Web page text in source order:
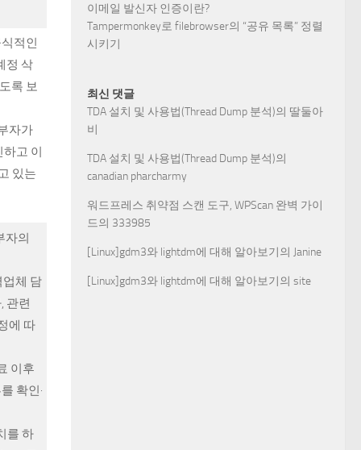
적인
정 삭
록 보
자가
고 이
있는
자의
업체 담
관련
에 따
이후
확인·
를 하
이메일 발신자 인증이란?
Tampermonkey로 filebrowser의 “공유 목록” 정렬
시키기
최신 댓글
TDA 설치 및 사용법(Thread Dump 분석)의 딸둘아
비
TDA 설치 및 사용법(Thread Dump 분석)의
canadian pharcharmy
워드프레스 취약점 스캔 도구, WPScan 완벽 가이
드의 333985
[Linux]gdm3와 lightdm에 대해 알아보기의 Janine
[Linux]gdm3와 lightdm에 대해 알아보기의 site